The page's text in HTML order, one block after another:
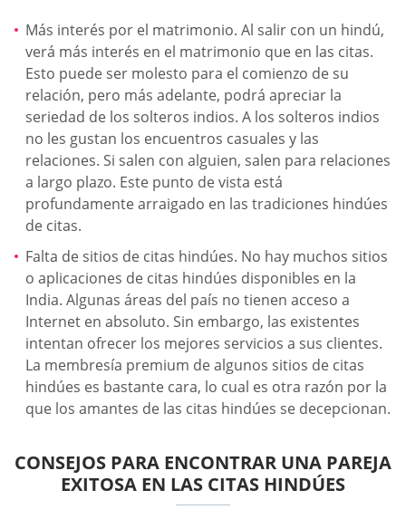
Más interés por el matrimonio. Al salir con un hindú,
verá más interés en el matrimonio que en las citas.
Esto puede ser molesto para el comienzo de su
relación, pero más adelante, podrá apreciar la
seriedad de los solteros indios. A los solteros indios
no les gustan los encuentros casuales y las
relaciones. Si salen con alguien, salen para relaciones
a largo plazo. Este punto de vista está
profundamente arraigado en las tradiciones hindúes
de citas.
Falta de sitios de citas hindúes. No hay muchos sitios
o aplicaciones de citas hindúes disponibles en la
India. Algunas áreas del país no tienen acceso a
Internet en absoluto. Sin embargo, las existentes
intentan ofrecer los mejores servicios a sus clientes.
La membresía premium de algunos sitios de citas
hindúes es bastante cara, lo cual es otra razón por la
que los amantes de las citas hindúes se decepcionan.
CONSEJOS PARA ENCONTRAR UNA PAREJA
EXITOSA EN LAS CITAS HINDÚES